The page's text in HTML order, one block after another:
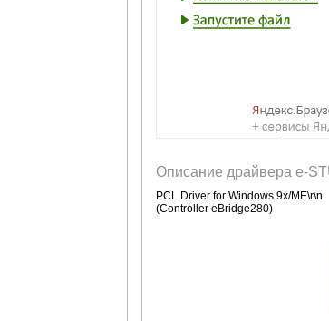
Описание драйвера e-
PCL Driver for Windows 9x/ME\r\n
(Controller eBridge280)